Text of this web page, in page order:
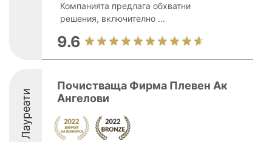
Компанията предлага обхватни
решения, включително ...
9.6
Лауреати
Почистваща Фирма Плевен Ак
Ангелови